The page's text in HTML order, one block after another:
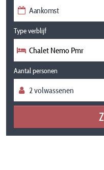
Type verblijf
Chalet Nemo Pmr
Aantal personen